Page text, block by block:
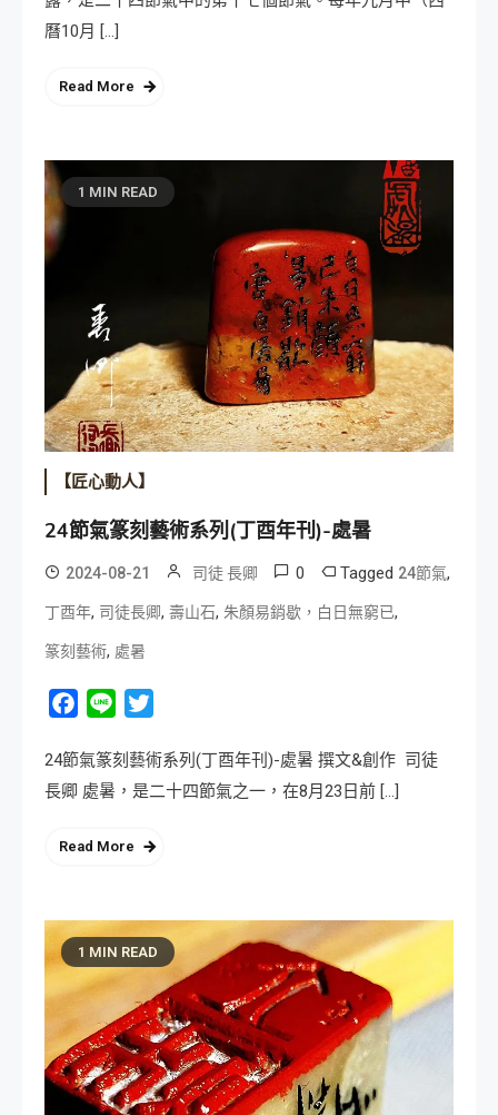
曆10月 […]
Read More
1 MIN READ
【匠心動人】
24節氣篆刻藝術系列(丁酉年刊)-處暑
2024-08-21 司徒 長卿 0 Tagged 24節氣,
丁酉年, 司徒長卿, 壽山石, 朱顏易銷歇，白日無窮已,
篆刻藝術, 處暑
Facebook
Line
24節氣篆刻藝術系列(丁酉年刊)-處暑 撰文&創作 司徒
長卿 處暑，是二十四節氣之一，在8月23日前 […]
Read More
1 MIN READ